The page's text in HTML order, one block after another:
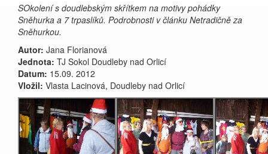
SOkolení s doudlebským skřítkem na motivy pohádky
Sněhurka a 7 trpaslíků. Podrobnosti v článku Netradičně za
Sněhurkou.
Autor: Jana Florianová
Jednota: TJ Sokol Doudleby nad Orlicí
Datum: 15.09. 2012
Vložil: Vlasta Lacinová, Doudleby nad Orlicí